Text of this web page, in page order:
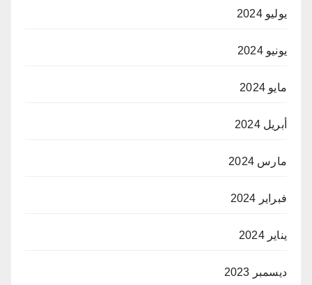
يوليو 2024
يونيو 2024
مايو 2024
أبريل 2024
مارس 2024
فبراير 2024
يناير 2024
ديسمبر 2023